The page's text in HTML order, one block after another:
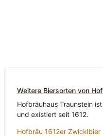
Weitere Biersorten von
Hofbräuhaus Traunstein
und existiert seit 1612.
Hofbräu 1612er Zwicklbier